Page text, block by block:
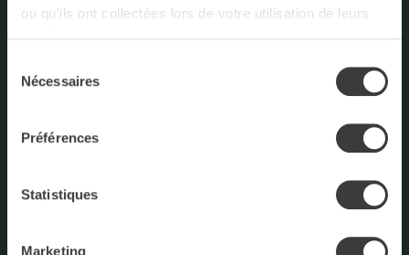
ou qu'ils ont collectées lors de votre utilisation de leurs
Nécessaires
Préférences
Statistiques
Marketing
INSTAGRAM
NOUS JOINDRE